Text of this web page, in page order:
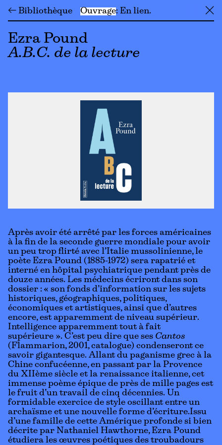
← Bibliothèque Ouvrage En lien ╳
Ezra Pound
A.B.C. de la lecture
Après avoir été arrêté par les forces américaines
à la fin de la seconde guerre mondiale pour avoir
un peu trop flirté avec l’Italie mussolinienne, le
poète Ezra Pound (1885-1972) sera rapatrié et
interné en hôpital psychiatrique pendant près de
douze années. Les médecins écriront dans son
dossier : « son fonds d’information sur les sujets
historiques, géographiques, politiques,
économiques et artistiques, ainsi que d’autres
encore, est apparemment de niveau supérieur.
Intelligence apparemment tout à fait
supérieure ». C’est peu dire que ses Cantos
(Flammarion, 2001,catalogue) condenseront ce
savoir gigantesque. Allant du paganisme grec à la
Chine confucéenne, en passant par la Provence
du XIIème siècle et la renaissance italienne, cet
immense poème épique de près de mille pages est
le fruit d’un travail de cinq décennies. Un
formidable exercice de style oscillant entre un
archaïsme et une nouvelle forme d’écriture.Issu
d’une famille de cette Amérique profonde si bien
décrite par Nathaniel Hawthorne, Ezra Pound
étudiera les œuvres poétiques des troubadours